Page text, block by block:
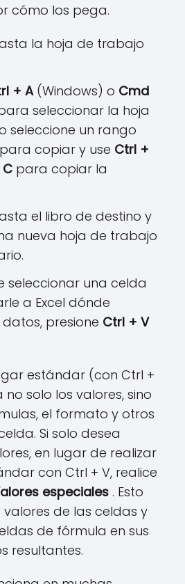
cómo los pega.
la hoja de trabajo
+ A(Windows) o Cmd
seleccionar la hoja
seleccione un rango
copiar y use Ctrl +
para copiar la
el libro de destino y
nueva hoja de trabajo
seleccionar una celda
a Excel dónde
presione Ctrl + V
estándar (con Ctrl +
no solo los valores, sino
el formato y otros
Si solo desea
en lugar de realizar
con Ctrl + V, realice
especiales . Esto
de las celdas y
de fórmula en sus
resultantes.